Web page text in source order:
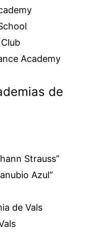
Academy
de
Strauss”
Azul”
de Vals